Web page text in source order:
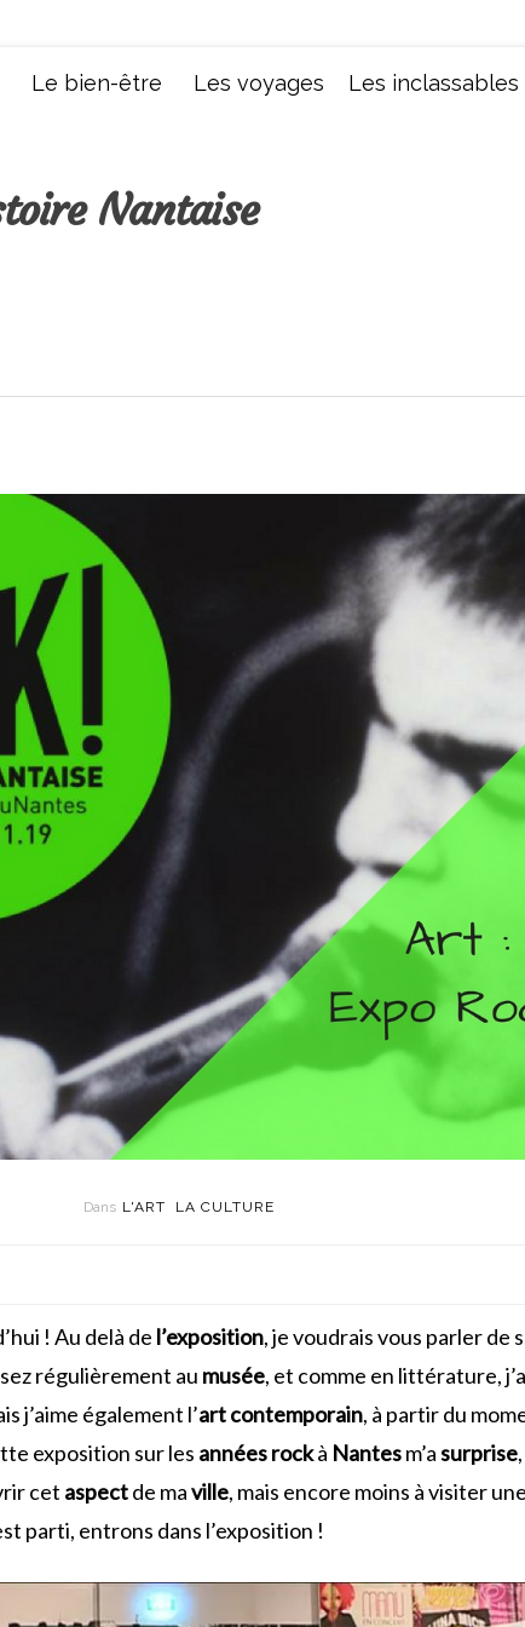
Le bien-être Les voyages Les inclassables
Nantaise
Dans L'ART LA CULTURE
! Au delà de l’exposition, je voudrais vous parler de
régulièrement au musée, et comme en littérature,
j’aime également l’art contemporain, à partir du
exposition sur les années rockà Nantesm’asurprise
cet aspectde maville, mais encore moins à visiter une
parti, entrons dans l’exposition !